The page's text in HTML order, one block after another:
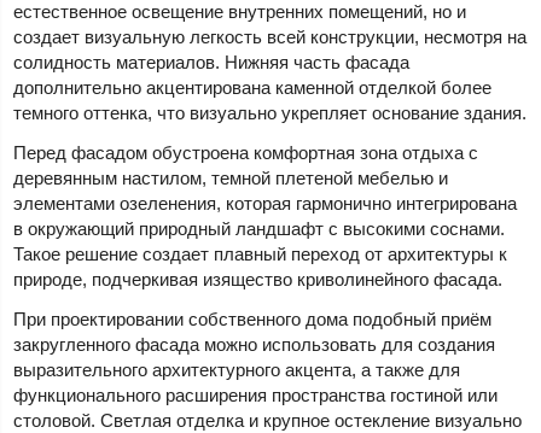
естественное освещение внутренних помещений, но и
создает визуальную легкость всей конструкции, несмотря на
солидность материалов. Нижняя часть фасада
дополнительно акцентирована каменной отделкой более
темного оттенка, что визуально укрепляет основание здания.
Перед фасадом обустроена комфортная зона отдыха с
деревянным настилом, темной плетеной мебелью и
элементами озеленения, которая гармонично интегрирована
в окружающий природный ландшафт с высокими соснами.
Такое решение создает плавный переход от архитектуры к
природе, подчеркивая изящество криволинейного фасада.
При проектировании собственного дома подобный приём
закругленного фасада можно использовать для создания
выразительного архитектурного акцента, а также для
функционального расширения пространства гостиной или
столовой. Светлая отделка и крупное остекление визуально